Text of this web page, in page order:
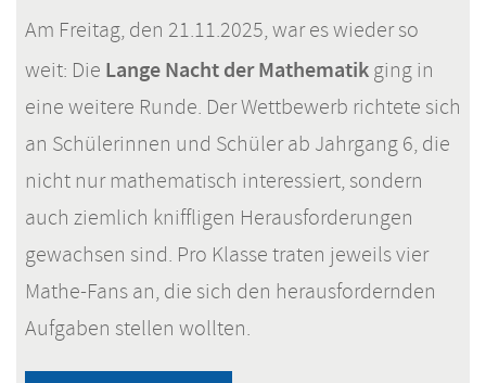
Am Freitag, den 21.11.2025, war es wieder so
weit: Die Lange Nacht der Mathematikging in
eine weitere Runde. Der Wettbewerb richtete sich
an Schülerinnen und Schüler ab Jahrgang 6, die
nicht nur mathematisch interessiert, sondern
auch ziemlich kniffligen Herausforderungen
gewachsen sind. Pro Klasse traten jeweils vier
Mathe-Fans an, die sich den herausfordernden
Aufgaben stellen wollten.